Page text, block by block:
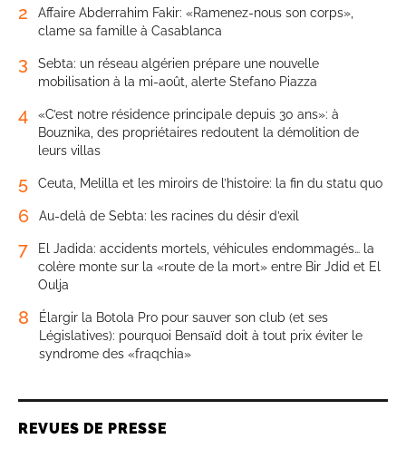
2
Affaire Abderrahim Fakir: «Ramenez-nous son corps»,
clame sa famille à Casablanca
3
Sebta: un réseau algérien prépare une nouvelle
mobilisation à la mi-août, alerte Stefano Piazza
4
«C’est notre résidence principale depuis 30 ans»: à
Bouznika, des propriétaires redoutent la démolition de
leurs villas
5 Ceuta, Melilla et les miroirs de l’histoire: la fin du statu quo
6 Au-delà de Sebta: les racines du désir d’exil
7
El Jadida: accidents mortels, véhicules endommagés… la
colère monte sur la «route de la mort» entre Bir Jdid et El
Oulja
8
Élargir la Botola Pro pour sauver son club (et ses
Législatives): pourquoi Bensaïd doit à tout prix éviter le
syndrome des «fraqchia»
REVUES DE PRESSE